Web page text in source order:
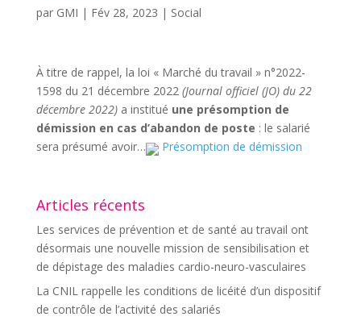
par GMI | Fév 28, 2023 | Social
À titre de rappel, la loi « Marché du travail » n°2022-
1598 du 21 décembre 2022 (Journal officiel (JO) du 22
décembre 2022)a institué une présomption de
démission en cas d’abandon de poste : le salarié
sera présumé avoir…
Présomption de démission
Articles récents
Les services de prévention et de santé au travail ont
désormais une nouvelle mission de sensibilisation et
de dépistage des maladies cardio-neuro-vasculaires
La CNIL rappelle les conditions de licéité d’un dispositif
de contrôle de l’activité des salariés